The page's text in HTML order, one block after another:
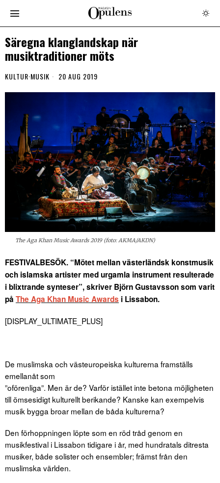
Säregna klanglandskap när
musiktraditioner möts
KULTUR·MUSIK 20 AUG 2019
The Aga Khan Music Awards 2019 (foto: AKMA/AKDN)
FESTIVALBESÖK. “Mötet mellan västerländsk konstmusik
och islamska artister med urgamla instrument resulterade
i blixtrande synteser”, skriver Björn Gustavsson som varit
på The Aga Khan Music Awards i Lissabon.
[DISPLAY_ULTIMATE_PLUS]
De muslimska och västeuropeiska kulturerna framställs
emellanåt som
”oförenliga”. Men är de? Varför istället inte betona möjligheten
till ömsesidigt kulturellt berikande? Kanske kan exempelvis
musik bygga broar mellan de båda kulturerna?
Den förhoppningen löpte som en röd tråd genom en
musikfestival i Lissabon tidigare i år, med hundratals ditresta
musiker, både solister och ensembler; främst från den
muslimska världen.